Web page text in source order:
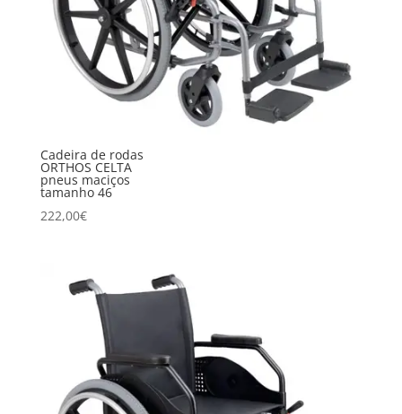
Cadeira de rodas
ORTHOS CELTA
pneus maciços
tamanho 46
222,00€